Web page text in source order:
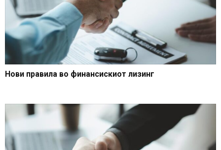
Нови правила во финансискиот лизинг